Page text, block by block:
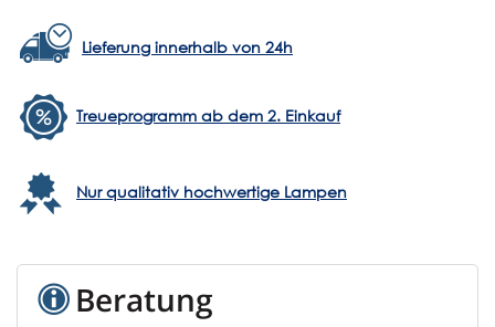
Lieferung innerhalb von 24h
Treueprogramm ab dem 2. Einkauf
Nur qualitativ hochwertige Lampen
Beratung